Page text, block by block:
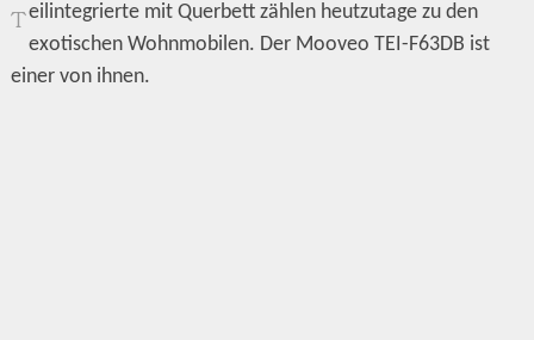
Teilintegrierte mit Querbett zählen heutzutage zu den
exotischen Wohnmobilen. Der Mooveo TEI-F63DB ist
einer von ihnen.